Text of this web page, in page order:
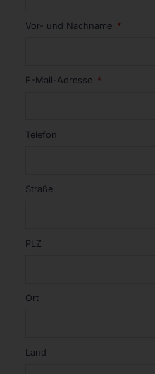
Vor- und Nachname
E-Mail-Adresse
Telefon
Straße
PLZ
Ort
Land